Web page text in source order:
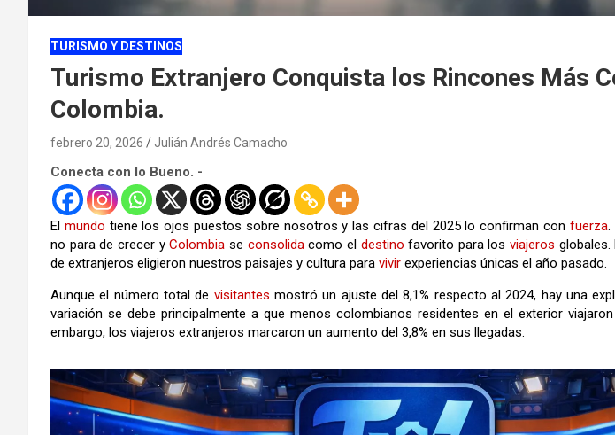
TURISMO Y DESTINOS
Turismo Extranjero Conquista los Rincones Más
Colombia.
febrero 20, 2026 Julián Andrés Camacho
Conecta con lo Bueno. -
El mundo tiene los ojos puestos sobre nosotros y las cifras del 2025 lo confirman con fuerza.
no para de crecer yColombia se consolidacomo el destino favorito para losviajeros
de extranjeros eligieron nuestros paisajes y cultura para vivir experiencias únicas el año pasado.
Aunque el número total de visitantes mostró un ajuste del 8,1% respecto al 2024, hay una
variación se debe principalmente a que menos colombianos residentes en el exterior
embargo, los viajeros extranjeros marcaron un aumento del 3,8% en sus llegadas.